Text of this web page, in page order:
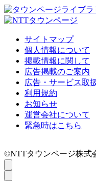
サイトマップ
個人情報について
掲載情報に関して
広告掲載のご案内
広告・サービス取
利用規約
お知らせ
運営会社について
緊急時はこちら
©NTTタウンページ株式